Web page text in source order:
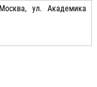
ул. Академика